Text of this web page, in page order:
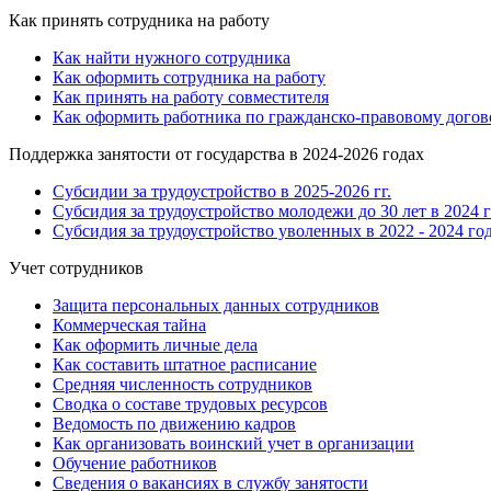
Как принять сотрудника на работу
Как найти нужного сотрудника
Как оформить сотрудника на работу
Как принять на работу совместителя
Как оформить работника по гражданско-правовому
Поддержка занятости от государства в 2024-2026 годах
Субсидии за трудоустройство в 2025-2026 гг.
Субсидия за трудоустройство молодежи до 30 лет в 2024
Субсидия за трудоустройство уволенных в 2022 - 2024
Учет сотрудников
Защита персональных данных сотрудников
Коммерческая тайна
Как оформить личные дела
Как составить штатное расписание
Средняя численность сотрудников
Сводка о составе трудовых ресурсов
Ведомость по движению кадров
Как организовать воинский учет в организации
Обучение работников
Сведения о вакансиях в службу занятости